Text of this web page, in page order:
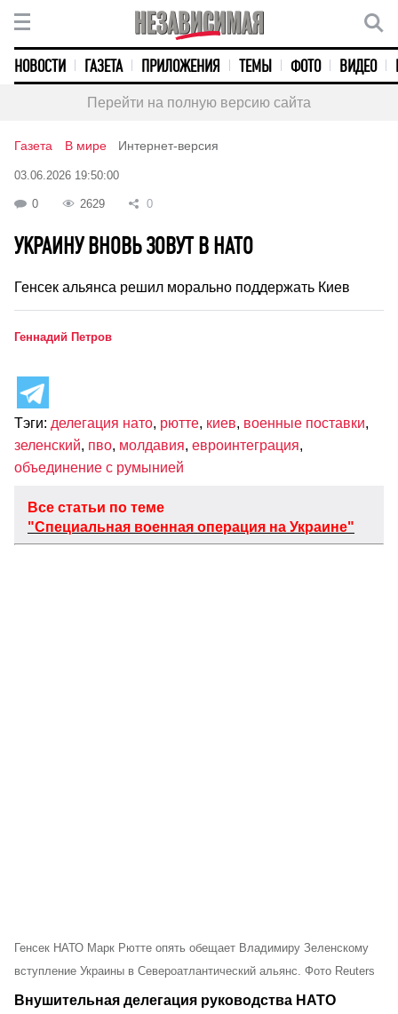
НОВОСТИ ГАЗЕТА ПРИЛОЖЕНИЯ ТЕМЫ ФОТО ВИДЕО
Перейти на полную версию сайта
Газета В мире Интернет-версия
03.06.2026 19:50:00
0 2629 0
УКРАИНУ ВНОВЬ ЗОВУТ В НАТО
Генсек альянса решил морально поддержать Киев
Геннадий Петров
Тэги: делегация нато, рютте, киев, военные поставки,
зеленский, пво, молдавия, евроинтеграция,
объединение с румынией
Все статьи по теме
"Специальная военная операция на Украине"
Генсек НАТО Марк Рютте опять обещает Владимиру Зеленскому
вступление Украины в Североатлантический альянс. Фото Reuters
Внушительная делегация руководства НАТО